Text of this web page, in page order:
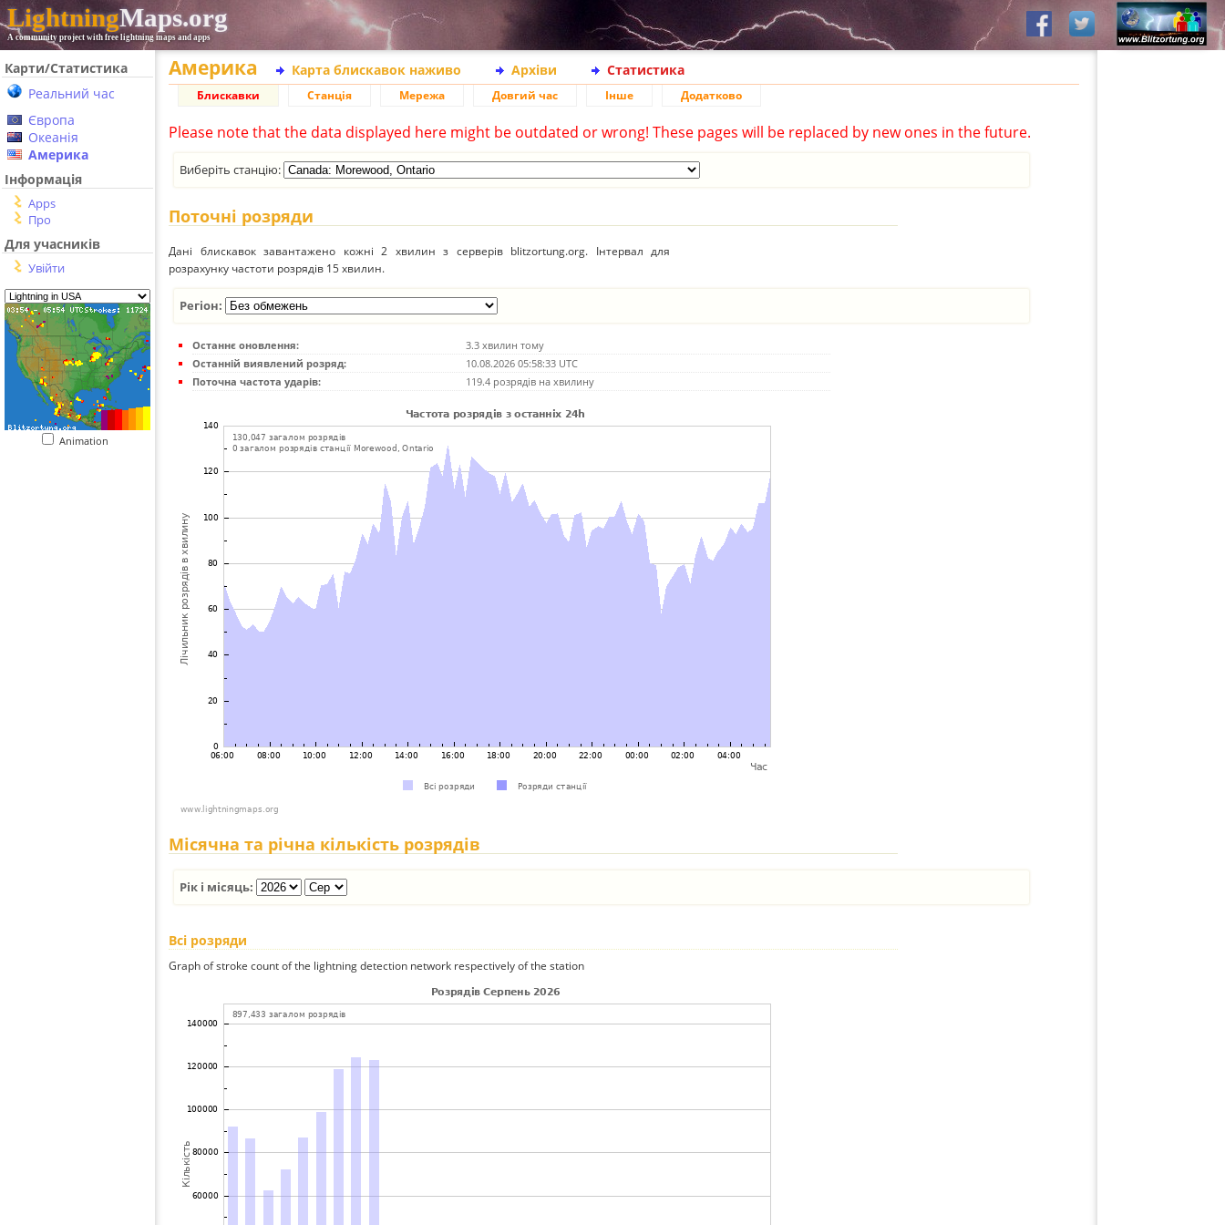
LightningMaps.org
A community project with free lightning maps and apps
Карти/Статистика
Реальний час
Європа
Океанія
Америка
Інформація
Apps
Про
Для учасників
Увійти
Animation
Америка Карта блискавок наживо Архіви Статистика
Блискавки Станція Мережа Довгий час Інше Додатково
Please note that the data displayed here might be outdated or wrong! These pages will be replaced by new ones in the future.
Виберіть станцію:
Поточні розряди
Дані блискавок завантажено кожні 2 хвилин з серверів blitzortung.org. Інтервал для
розрахунку частоти розрядів 15 хвилин.
Регіон:
Останнє оновлення:
3.3 хвилин тому
Останній виявлений розряд:
10.08.2026 05:58:33 UTC
Поточна частота ударів:
119.4 розрядів на хвилину
Місячна та річна кількість розрядів
Рік і місяць:
Всі розряди
Graph of stroke count of the lightning detection network respectively of the station